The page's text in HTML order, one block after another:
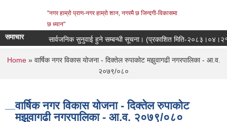
"नगर हाम्रो प्राण-नगर हाम्रो शान, नगरमै छ जिन्दगी-विकासमा
छ ध्यान"
समाचार सार्वजनिक सुनुवाई हुने सम्बन्धी सूचना। (प्रकाशित मिति-२०८३।०४।२१)
You are here
Home» वार्षिक नगर विकास योजना - दिक्तेल रुपाकोट मझुवागढी नगरपालिका - आ.व.
२०७९/०८०
वार्षिक नगर विकास योजना - दिक्तेल रुपाकोट
मझुवागढी नगरपालिका - आ.व. २०७९/०८०